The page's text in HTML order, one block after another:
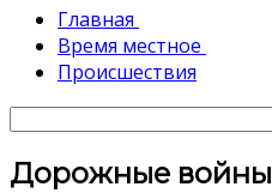
Главная
Время местное
Происшествия
Дорожные войны